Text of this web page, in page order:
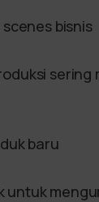
bisnis
sering
baru
untuk